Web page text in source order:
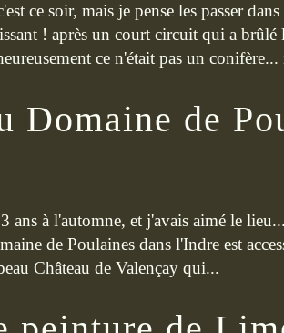
ce soir, mais je pense les passer
! après un court circuit qui a brûlé
ce n'était pas un
Domaine de
ans à l'automne, et j'avais aimé le
de Poulaines dans l'Indre est
Château de Valençay qui...